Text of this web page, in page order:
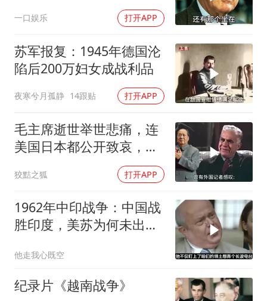
一口娱乐 打开APP
苏军报复：1945年德国沦
陷后200万妇女成战利品
夜寒兮月孤静 14跟贴 打开APP
毛主席逝世举世悲痛，连
美国日本都公开致哀，唯
狡黠之狐 打开APP
1962年中印战争：中国战
胜印度，美苏为何未出兵
他走我心既空
纪录片《越南战争》